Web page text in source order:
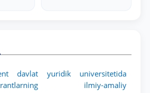
davlat yuridik universitetida
ilmiy-amaliy